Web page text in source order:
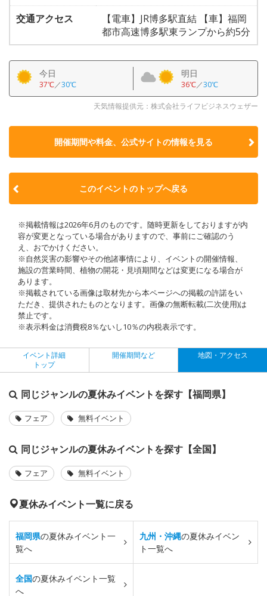
交通アクセス
【電車】JR博多駅直結 【車】福岡
都市高速博多駅東ランプから約5分
今日
37℃／30℃
明日
36℃／30℃
天気情報提供元：株式会社ライフビジネスウェザー
開催期間や料金、公式サイトの情報を見る
このイベントのトップへ戻る
※掲載情報は2026年6月のものです。随時更新をしておりますが内
容が変更となっている場合がありますので、事前にご確認のう
え、おでかけください。
※自然災害の影響やその他諸事情により、イベントの開催情報、
施設の営業時間、植物の開花・見頃期間などは変更になる場合が
あります。
※掲載されている画像は取材先から本ページへの掲載の許諾をい
ただき、提供されたものとなります。画像の無断転載(二次使用)は
禁止です。
※表示料金は消費税8％ないし10％の内税表示です。
イベント詳細
トップ
開催期間など 地図・アクセス
同じジャンルの夏休みイベントを探す【福岡県】
フェア 無料イベント
同じジャンルの夏休みイベントを探す【全国】
フェア 無料イベント
夏休みイベント一覧に戻る
福岡県の夏休みイベント一
覧へ
九州・沖縄の夏休みイベン
ト一覧へ
全国の夏休みイベント一覧
へ